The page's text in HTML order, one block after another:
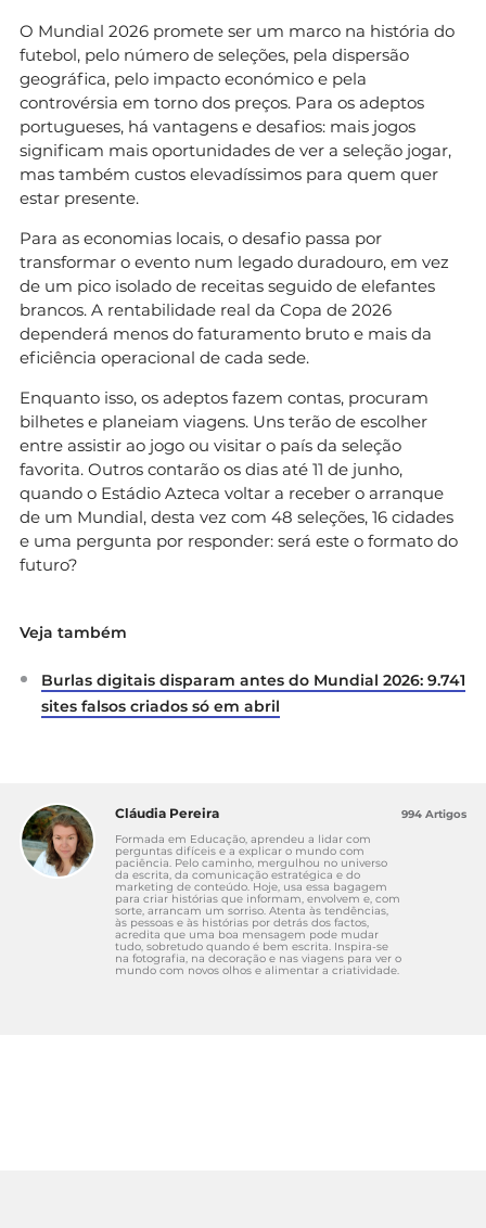
O Mundial 2026 promete ser um marco na história do
futebol, pelo número de seleções, pela dispersão
geográfica, pelo impacto económico e pela
controvérsia em torno dos preços. Para os adeptos
portugueses, há vantagens e desafios: mais jogos
significam mais oportunidades de ver a seleção jogar,
mas também custos elevadíssimos para quem quer
estar presente.
Para as economias locais, o desafio passa por
transformar o evento num legado duradouro, em vez
de um pico isolado de receitas seguido de elefantes
brancos. A rentabilidade real da Copa de 2026
dependerá menos do faturamento bruto e mais da
eficiência operacional de cada sede.
Enquanto isso, os adeptos fazem contas, procuram
bilhetes e planeiam viagens. Uns terão de escolher
entre assistir ao jogo ou visitar o país da seleção
favorita. Outros contarão os dias até 11 de junho,
quando o Estádio Azteca voltar a receber o arranque
de um Mundial, desta vez com 48 seleções, 16 cidades
e uma pergunta por responder: será este o formato do
futuro?
Veja também
Burlas digitais disparam antes do Mundial 2026: 9.741
sites falsos criados só em abril
Cláudia Pereira
Formada em Educação, aprendeu a lidar com
perguntas difíceis e a explicar o mundo com
paciência. Pelo caminho, mergulhou no universo
da escrita, da comunicação estratégica e do
marketing de conteúdo. Hoje, usa essa bagagem
para criar histórias que informam, envolvem e, com
sorte, arrancam um sorriso. Atenta às tendências,
às pessoas e às histórias por detrás dos factos,
acredita que uma boa mensagem pode mudar
tudo, sobretudo quando é bem escrita. Inspira-se
na fotografia, na decoração e nas viagens para ver o
mundo com novos olhos e alimentar a criatividade.
994 Artigos